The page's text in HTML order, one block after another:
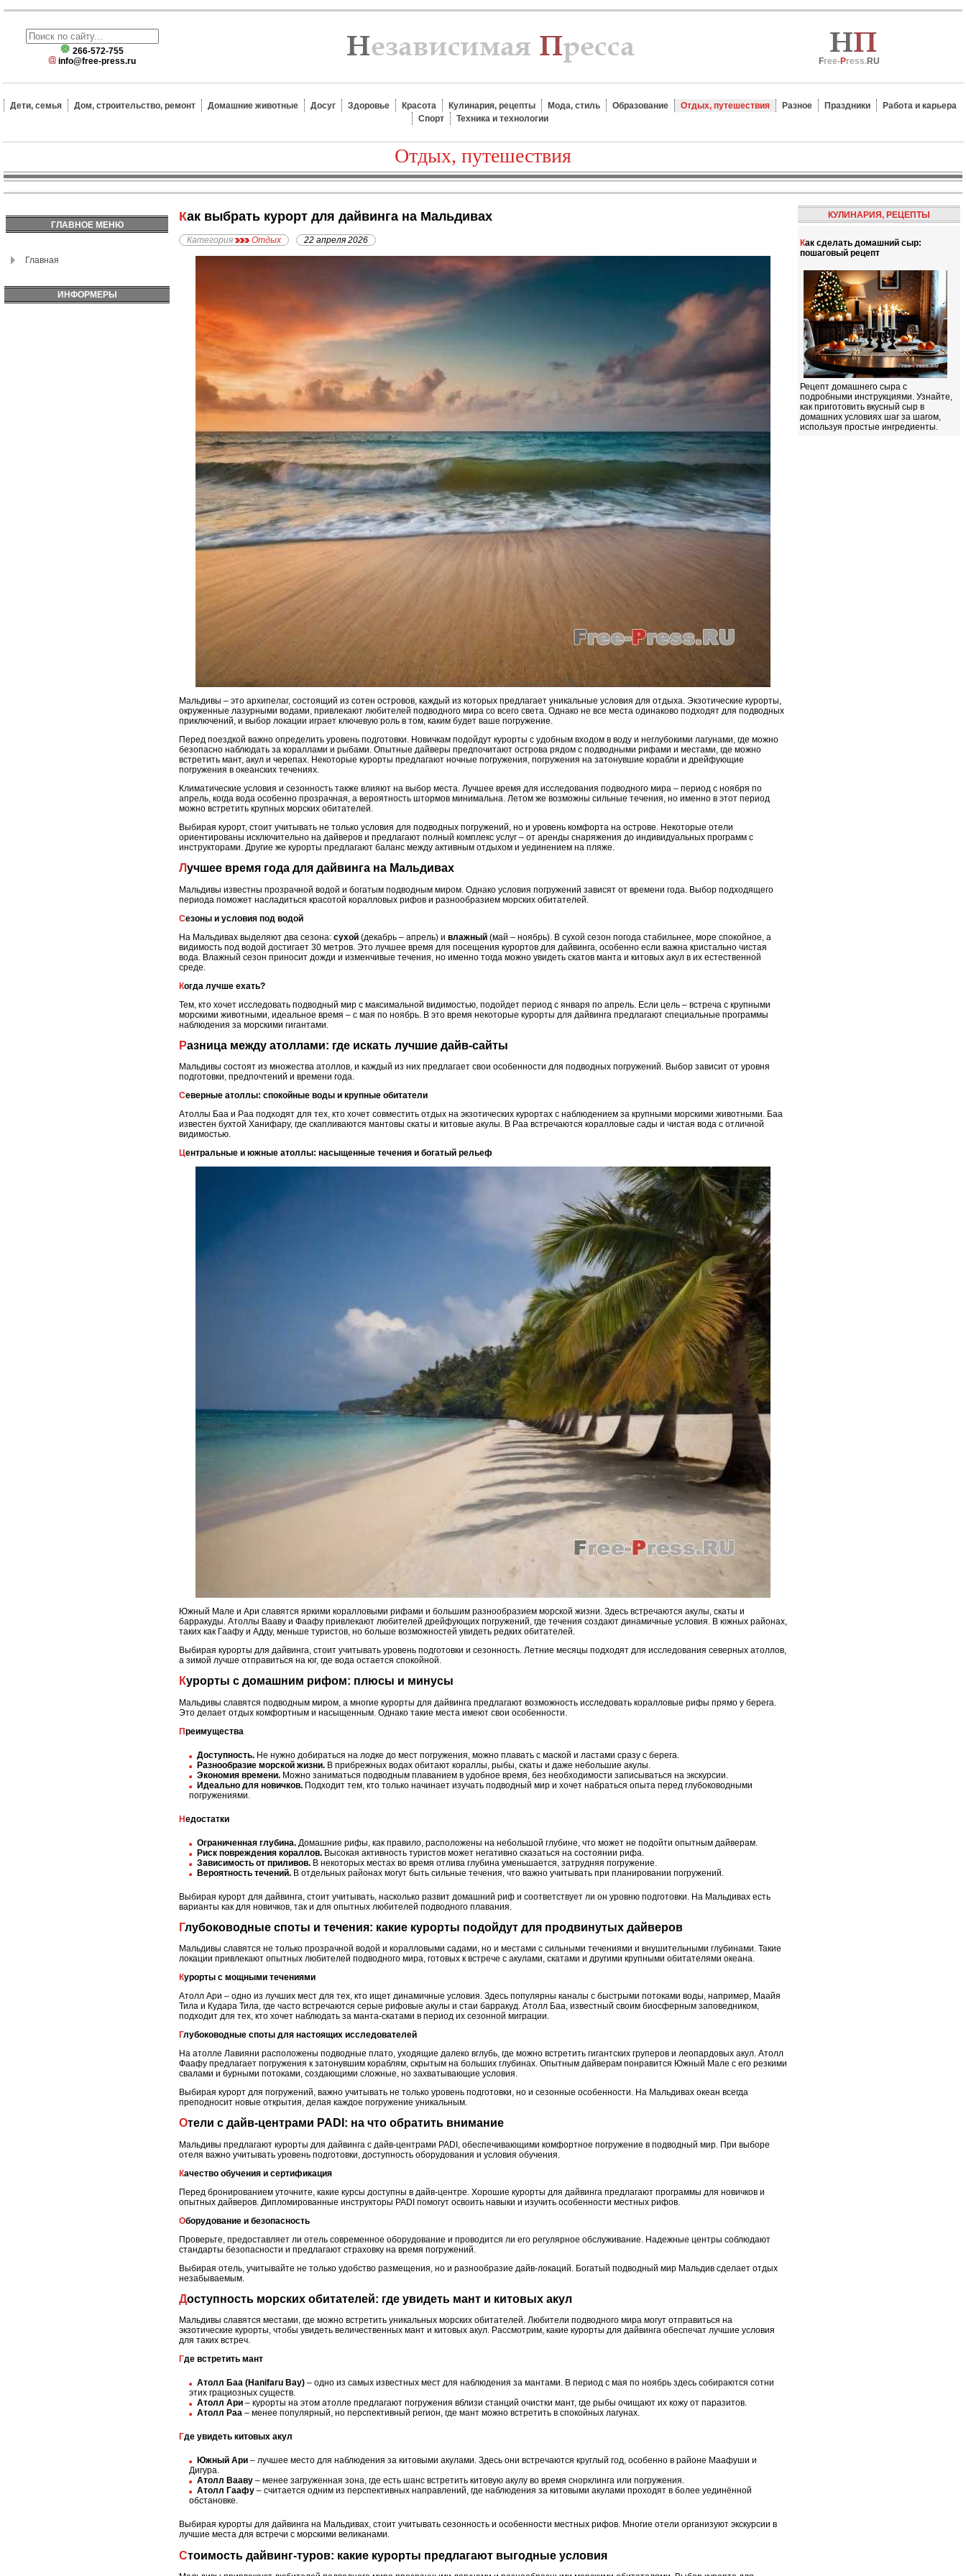
266-572-755
info@free-press.ru
Free-Press.RU
Дети, семья Дом, строительство, ремонт Домашние животные Досуг Здоровье Красота Кулинария, рецепты Мода, стиль Образование Отдых, путешествия Разное Праздники
Работа и карьера
Спорт
Техника и технологии
Отдых, путешествия
ГЛАВНОЕ МЕНЮ
Главная
ИНФОРМЕРЫ
Как выбрать курорт для дайвинга на Мальдивах
Категория Отдых 22 апреля 2026
Мальдивы – это архипелаг, состоящий из сотен островов, каждый из которых предлагает уникальные условия для отдыха. Экзотические курорты,
окруженные лазурными водами, привлекают любителей подводного мира со всего света. Однако не все места одинаково подходят для подводных
приключений, и выбор локации играет ключевую роль в том, каким будет ваше погружение.
Перед поездкой важно определить уровень подготовки. Новичкам подойдут курорты с удобным входом в воду и неглубокими лагунами, где можно
безопасно наблюдать за кораллами и рыбами. Опытные дайверы предпочитают острова рядом с подводными рифами и местами, где можно
встретить мант, акул и черепах. Некоторые курорты предлагают ночные погружения, погружения на затонувшие корабли и дрейфующие
погружения в океанских течениях.
Климатические условия и сезонность также влияют на выбор места. Лучшее время для исследования подводного мира – период с ноября по
апрель, когда вода особенно прозрачная, а вероятность штормов минимальна. Летом же возможны сильные течения, но именно в этот период
можно встретить крупных морских обитателей.
Выбирая курорт, стоит учитывать не только условия для подводных погружений, но и уровень комфорта на острове. Некоторые отели
ориентированы исключительно на дайверов и предлагают полный комплекс услуг – от аренды снаряжения до индивидуальных программ с
инструкторами. Другие же курорты предлагают баланс между активным отдыхом и уединением на пляже.
Лучшее время года для дайвинга на Мальдивах
Мальдивы известны прозрачной водой и богатым подводным миром. Однако условия погружений зависят от времени года. Выбор подходящего
периода поможет насладиться красотой коралловых рифов и разнообразием морских обитателей.
Сезоны и условия под водой
На Мальдивах выделяют два сезона: сухой (декабрь – апрель) и влажный (май – ноябрь). В сухой сезон погода стабильнее, море спокойное, а
видимость под водой достигает 30 метров. Это лучшее время для посещения курортов для дайвинга, особенно если важна кристально чистая
вода. Влажный сезон приносит дожди и изменчивые течения, но именно тогда можно увидеть скатов манта и китовых акул в их естественной
среде.
Когда лучше ехать?
Тем, кто хочет исследовать подводный мир с максимальной видимостью, подойдет период с января по апрель. Если цель – встреча с крупными
морскими животными, идеальное время – с мая по ноябрь. В это время некоторые курорты для дайвинга предлагают специальные программы
наблюдения за морскими гигантами.
Разница между атоллами: где искать лучшие дайв-сайты
Мальдивы состоят из множества атоллов, и каждый из них предлагает свои особенности для подводных погружений. Выбор зависит от уровня
подготовки, предпочтений и времени года.
Северные атоллы: спокойные воды и крупные обитатели
Атоллы Баа и Раа подходят для тех, кто хочет совместить отдых на экзотических курортах с наблюдением за крупными морскими животными. Баа
известен бухтой Ханифару, где скапливаются мантовы скаты и китовые акулы. В Раа встречаются коралловые сады и чистая вода с отличной
видимостью.
Центральные и южные атоллы: насыщенные течения и богатый рельеф
Южный Мале и Ари славятся яркими коралловыми рифами и большим разнообразием морской жизни. Здесь встречаются акулы, скаты и
барракуды. Атоллы Вааву и Фаафу привлекают любителей дрейфующих погружений, где течения создают динамичные условия. В южных районах,
таких как Гаафу и Адду, меньше туристов, но больше возможностей увидеть редких обитателей.
Выбирая курорты для дайвинга, стоит учитывать уровень подготовки и сезонность. Летние месяцы подходят для исследования северных атоллов,
а зимой лучше отправиться на юг, где вода остается спокойной.
Курорты с домашним рифом: плюсы и минусы
Мальдивы славятся подводным миром, а многие курорты для дайвинга предлагают возможность исследовать коралловые рифы прямо у берега.
Это делает отдых комфортным и насыщенным. Однако такие места имеют свои особенности.
Преимущества
Доступность. Не нужно добираться на лодке до мест погружения, можно плавать с маской и ластами сразу с берега.
Разнообразие морской жизни. В прибрежных водах обитают кораллы, рыбы, скаты и даже небольшие акулы.
Экономия времени. Можно заниматься подводным плаванием в удобное время, без необходимости записываться на экскурсии.
Идеально для новичков. Подходит тем, кто только начинает изучать подводный мир и хочет набраться опыта перед глубоководными
погружениями.
Недостатки
Ограниченная глубина. Домашние рифы, как правило, расположены на небольшой глубине, что может не подойти опытным дайверам.
Риск повреждения кораллов. Высокая активность туристов может негативно сказаться на состоянии рифа.
Зависимость от приливов. В некоторых местах во время отлива глубина уменьшается, затрудняя погружение.
Вероятность течений. В отдельных районах могут быть сильные течения, что важно учитывать при планировании погружений.
Выбирая курорт для дайвинга, стоит учитывать, насколько развит домашний риф и соответствует ли он уровню подготовки. На Мальдивах есть
варианты как для новичков, так и для опытных любителей подводного плавания.
Глубоководные споты и течения: какие курорты подойдут для продвинутых дайверов
Мальдивы славятся не только прозрачной водой и коралловыми садами, но и местами с сильными течениями и внушительными глубинами. Такие
локации привлекают опытных любителей подводного мира, готовых к встрече с акулами, скатами и другими крупными обитателями океана.
Курорты с мощными течениями
Атолл Ари – одно из лучших мест для тех, кто ищет динамичные условия. Здесь популярны каналы с быстрыми потоками воды, например, Маайя
Тила и Кудара Тила, где часто встречаются серые рифовые акулы и стаи барракуд. Атолл Баа, известный своим биосферным заповедником,
подходит для тех, кто хочет наблюдать за манта-скатами в период их сезонной миграции.
Глубоководные споты для настоящих исследователей
На атолле Лавияни расположены подводные плато, уходящие далеко вглубь, где можно встретить гигантских груперов и леопардовых акул. Атолл
Фаафу предлагает погружения к затонувшим кораблям, скрытым на больших глубинах. Опытным дайверам понравится Южный Мале с его резкими
свалами и бурными потоками, создающими сложные, но захватывающие условия.
Выбирая курорт для погружений, важно учитывать не только уровень подготовки, но и сезонные особенности. На Мальдивах океан всегда
преподносит новые открытия, делая каждое погружение уникальным.
Отели с дайв-центрами PADI: на что обратить внимание
Мальдивы предлагают курорты для дайвинга с дайв-центрами PADI, обеспечивающими комфортное погружение в подводный мир. При выборе
отеля важно учитывать уровень подготовки, доступность оборудования и условия обучения.
Качество обучения и сертификация
Перед бронированием уточните, какие курсы доступны в дайв-центре. Хорошие курорты для дайвинга предлагают программы для новичков и
опытных дайверов. Дипломированные инструкторы PADI помогут освоить навыки и изучить особенности местных рифов.
Оборудование и безопасность
Проверьте, предоставляет ли отель современное оборудование и проводится ли его регулярное обслуживание. Надежные центры соблюдают
стандарты безопасности и предлагают страховку на время погружений.
Выбирая отель, учитывайте не только удобство размещения, но и разнообразие дайв-локаций. Богатый подводный мир Мальдив сделает отдых
незабываемым.
Доступность морских обитателей: где увидеть мант и китовых акул
Мальдивы славятся местами, где можно встретить уникальных морских обитателей. Любители подводного мира могут отправиться на
экзотические курорты, чтобы увидеть величественных мант и китовых акул. Рассмотрим, какие курорты для дайвинга обеспечат лучшие условия
для таких встреч.
Где встретить мант
Атолл Баа (Hanifaru Bay) – одно из самых известных мест для наблюдения за мантами. В период с мая по ноябрь здесь собираются сотни
этих грациозных существ.
Атолл Ари – курорты на этом атолле предлагают погружения вблизи станций очистки мант, где рыбы очищают их кожу от паразитов.
Атолл Раа – менее популярный, но перспективный регион, где мант можно встретить в спокойных лагунах.
Где увидеть китовых акул
Южный Ари – лучшее место для наблюдения за китовыми акулами. Здесь они встречаются круглый год, особенно в районе Маафуши и
Дигура.
Атолл Вааву – менее загруженная зона, где есть шанс встретить китовую акулу во время снорклинга или погружения.
Атолл Гаафу – считается одним из перспективных направлений, где наблюдения за китовыми акулами проходят в более уединённой
обстановке.
Выбирая курорты для дайвинга на Мальдивах, стоит учитывать сезонность и особенности местных рифов. Многие отели организуют экскурсии в
лучшие места для встречи с морскими великанами.
Стоимость дайвинг-туров: какие курорты предлагают выгодные условия
КУЛИНАРИЯ, РЕЦЕПТЫ
Как сделать домашний сыр:
пошаговый рецепт
Рецепт домашнего сыра с
подробными инструкциями. Узнайте,
как приготовить вкусный сыр в
домашних условиях шаг за шагом,
используя простые ингредиенты.